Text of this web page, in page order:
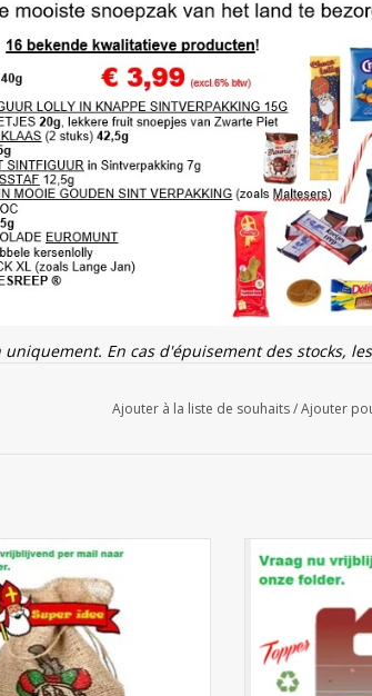
En cas d'épuisement des stocks,
notre brochure en ligne:Cliquez ici .
Ajouter à la liste de souhaits/Ajouter
toile de jute Saint Nicolas
AJOUTER AU PANIER